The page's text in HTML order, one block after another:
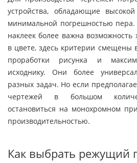
устройства, обладающие
минимальной погрешностью
наклеек более важна возможность
в цвете, здесь критерии смещены
проработки рисунка и
исходнику. Они более
разных задач. Но если
чертежей в большом
остановиться на монохромном
производительностью.
Как выбрать режущий